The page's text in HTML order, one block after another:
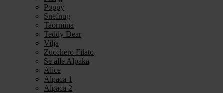
Poppy
Snefnug
Taormina
Teddy Dear
Vilja
Zucchero Filato
Se alle Alpaka
Alice
Alpaca 1
Alpaca 2